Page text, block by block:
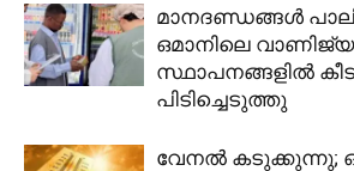
മാനദണ്ഡങ്ങൾ
ഒമാനിലെ വാണിജ്യ
സ്ഥാപനങ്ങളിൽ
പിടിച്ചെടുത്തു
വേനൽ കടുക്കുന്നു;